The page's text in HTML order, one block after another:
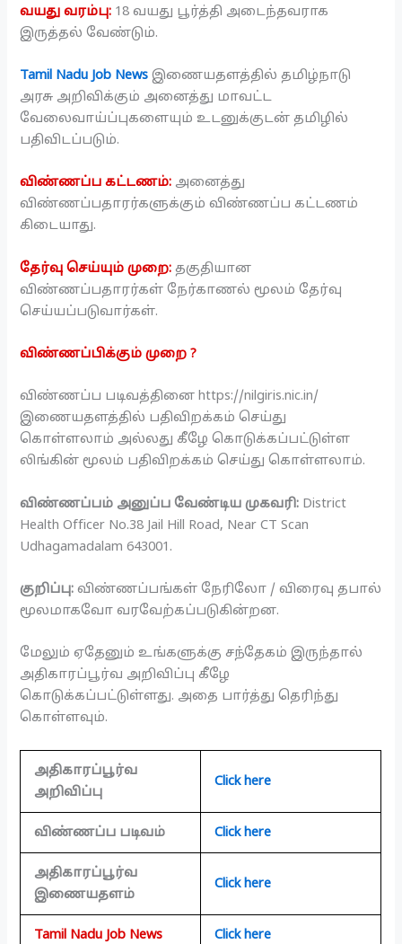
வயது வரம்பு: 18 வயது பூர்த்தி அடைந்தவராக
இருத்தல் வேண்டும்.
Tamil Nadu Job News இணையதளத்தில் தமிழ்நாடு
அரசு அறிவிக்கும் அனைத்து மாவட்ட
வேலைவாய்ப்புகளையும் உடனுக்குடன் தமிழில்
பதிவிடப்படும்.
விண்ணப்ப கட்டணம்: அனைத்து
விண்ணப்பதாரர்களுக்கும் விண்ணப்ப கட்டணம்
கிடையாது.
தேர்வு செய்யும் முறை: தகுதியான
விண்ணப்பதாரர்கள் நேர்காணல் மூலம் தேர்வு
செய்யப்படுவார்கள்.
விண்ணப்பிக்கும் முறை ?
விண்ணப்ப படிவத்தினை https://nilgiris.nic.in/
இணையதளத்தில் பதிவிறக்கம் செய்து
கொள்ளலாம் அல்லது கீழே கொடுக்கப்பட்டுள்ள
லிங்கின் மூலம் பதிவிறக்கம் செய்து கொள்ளலாம்.
விண்ணப்பம் அனுப்ப வேண்டிய முகவரி: District
Health Officer No.38 Jail Hill Road, Near CT Scan
Udhagamadalam 643001.
குறிப்பு: விண்ணப்பங்கள் நேரிலோ / விரைவு தபால்
மூலமாகவோ வரவேற்கப்படுகின்றன.
மேலும் ஏதேனும் உங்களுக்கு சந்தேகம் இருந்தால்
அதிகாரப்பூர்வ அறிவிப்பு கீழே
கொடுக்கப்பட்டுள்ளது. அதை பார்த்து தெரிந்து
கொள்ளவும்.
அதிகாரப்பூர்வ
அறிவிப்பு
Click here
விண்ணப்ப படிவம் Click here
அதிகாரப்பூர்வ
இணையதளம்
Click here
Tamil Nadu Job News Click here